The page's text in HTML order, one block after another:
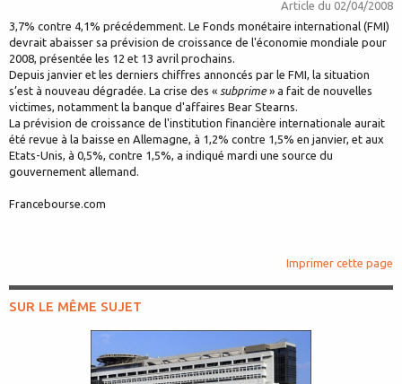
Article du 02/04/2008
3,7% contre 4,1% précédemment. Le Fonds monétaire international (FMI)
devrait abaisser sa prévision de croissance de l'économie mondiale pour
2008, présentée les 12 et 13 avril prochains.
Depuis janvier et les derniers chiffres annoncés par le FMI, la situation
s’est à nouveau dégradée. La crise des « subprime» a fait de nouvelles
victimes, notamment la banque d'affaires Bear Stearns.
La prévision de croissance de l'institution financière internationale aurait
été revue à la baisse en Allemagne, à 1,2% contre 1,5% en janvier, et aux
Etats-Unis, à 0,5%, contre 1,5%, a indiqué mardi une source du
gouvernement allemand.
Francebourse.com
Imprimer cette page
SUR LE MÊME SUJET